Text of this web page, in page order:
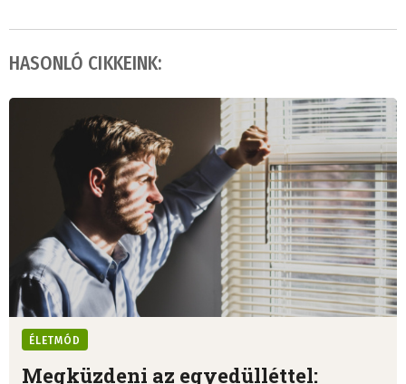
HASONLÓ CIKKEINK:
ÉLETMÓD
Megküzdeni az egyedülléttel: